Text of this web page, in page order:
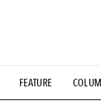
FEATURE
#ESSENTIAL DESIGNS
#Commune H